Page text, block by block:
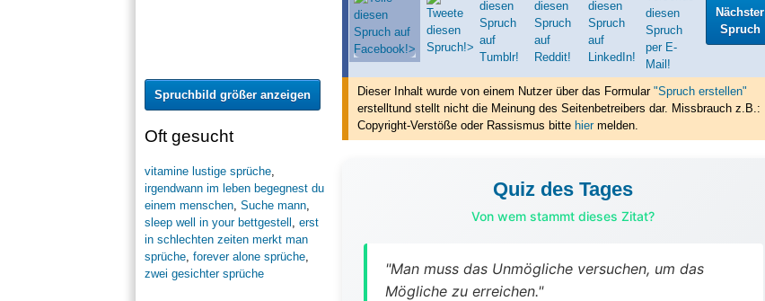
Spruchbild größer anzeigen
Oft gesucht
vitamine lustige sprüche,
irgendwann im leben begegnest du
einem menschen, Suche mann,
sleep well in your bettgestell erst
in schlechten zeiten merkt man
sprüche, forever alone sprüche,
zwei gesichter sprüche
Nächster
Spruch
Dieser Inhalt wurde von einem Nutzer über das Formular "Spruch erstellen"
erstelltund stellt nicht die Meinung des Seitenbetreibers dar. Missbrauch z.B.:
Copyright-Verstöße oder Rassismus bitte hiermelden.
Quiz des Tages
Von wem stammt dieses Zitat?
"Man muss das Unmögliche versuchen, um das
Mögliche zu erreichen."